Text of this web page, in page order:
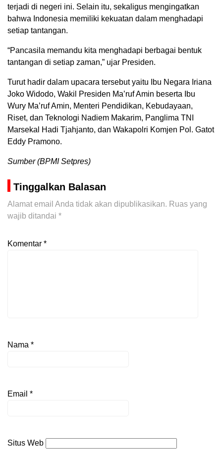
terjadi di negeri ini. Selain itu, sekaligus mengingatkan
bahwa Indonesia memiliki kekuatan dalam menghadapi
setiap tantangan.
“Pancasila memandu kita menghadapi berbagai bentuk
tantangan di setiap zaman,” ujar Presiden.
Turut hadir dalam upacara tersebut yaitu Ibu Negara Iriana
Joko Widodo, Wakil Presiden Ma’ruf Amin beserta Ibu
Wury Ma’ruf Amin, Menteri Pendidikan, Kebudayaan,
Riset, dan Teknologi Nadiem Makarim, Panglima TNI
Marsekal Hadi Tjahjanto, dan Wakapolri Komjen Pol. Gatot
Eddy Pramono.
Sumber (BPMI Setpres)
Tinggalkan Balasan
Alamat email Anda tidak akan dipublikasikan. Ruas yang
wajib ditandai *
Komentar *
Nama *
Email *
Situs Web